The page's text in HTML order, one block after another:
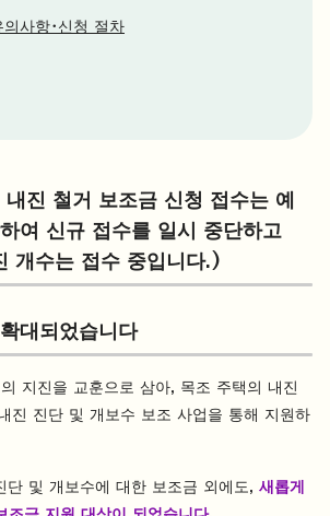
의사항・신청 절차
진 철거 보조금 신청 접수는 예
여 신규 접수를 일시 중단하고
개수는 접수 중입니다.)
대되었습니다
지진을 교훈으로 삼아, 목조 주택의 내진
진 진단 및 개보수 보조 사업을 통해 지원하
및 개보수에 대한 보조금 외에도, 새롭게